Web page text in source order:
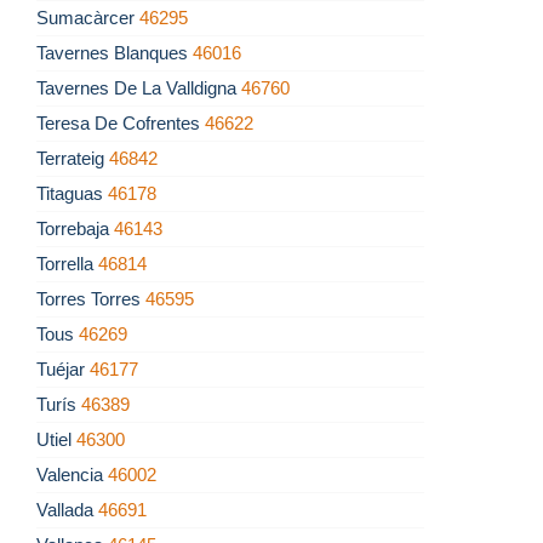
Sumacàrcer 46295
Tavernes Blanques 46016
Tavernes De La Valldigna 46760
Teresa De Cofrentes 46622
Terrateig 46842
Titaguas 46178
Torrebaja 46143
Torrella 46814
Torres Torres 46595
Tous 46269
Tuéjar 46177
Turís 46389
Utiel 46300
Valencia 46002
Vallada 46691